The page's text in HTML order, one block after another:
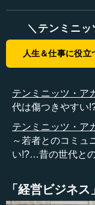
―― 山浦先生は大
い世代の方々と触れ
れたり、指導され
いのか分からない
山浦 「Z世代」で
―― 下手に話しか
思われてしまうの
思います。
＼テンミニ
人生＆仕事に役立
テンミニッツ・ア
代は傷つきやすい
テンミニッツ・ア
～若者とのコミュ
い!?…昔の世代と
「経営ビジネ